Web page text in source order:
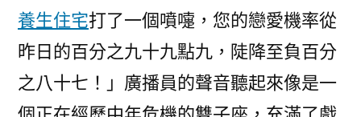
養生住宅打了一個噴嚏，您的戀愛機率從
昨日的百分之九十九點九，陡降至負百分
之八十七！」廣播員的聲音聽起來像是一